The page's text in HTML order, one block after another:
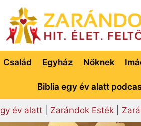
Család Egyház Nőknek
Biblia egy év alatt
év alatt| Zarándok Esték|